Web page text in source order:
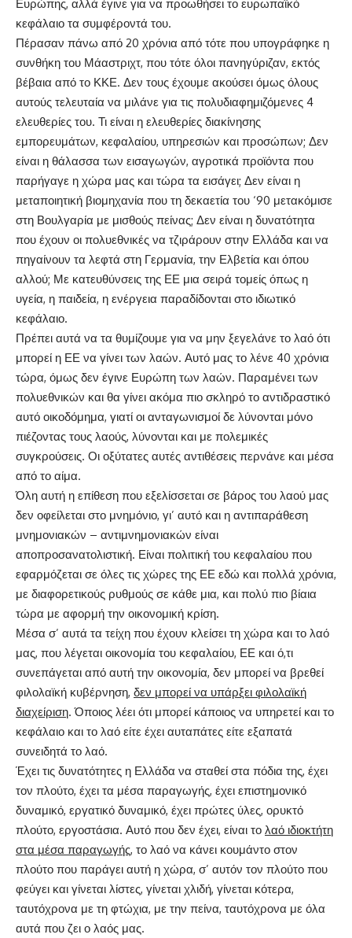
Ευρώπης, αλλά έγινε για να προωθήσει το ευρωπαϊκό
κεφάλαιο τα συμφέροντά του.
Πέρασαν πάνω από 20 χρόνια από τότε που υπογράφηκε η
συνθήκη του Μάαστριχτ, που τότε όλοι πανηγύριζαν, εκτός
βέβαια από το ΚΚΕ. Δεν τους έχουμε ακούσει όμως όλους
αυτούς τελευταία να μιλάνε για τις πολυδιαφημιζόμενες 4
ελευθερίες του. Τι είναι η ελευθερίες διακίνησης
εμπορευμάτων, κεφαλαίου, υπηρεσιών και προσώπων; Δεν
είναι η θάλασσα των εισαγωγών, αγροτικά προϊόντα που
παρήγαγε η χώρα μας και τώρα τα εισάγει; Δεν είναι η
μεταποιητική βιομηχανία που τη δεκαετία του ‘90 μετακόμισε
στη Βουλγαρία με μισθούς πείνας; Δεν είναι η δυνατότητα
που έχουν οι πολυεθνικές να τζιράρουν στην Ελλάδα και να
πηγαίνουν τα λεφτά στη Γερμανία, την Ελβετία και όπου
αλλού; Με κατευθύνσεις της ΕΕ μια σειρά τομείς όπως η
υγεία, η παιδεία, η ενέργεια παραδίδονται στο ιδιωτικό
κεφάλαιο.
Πρέπει αυτά να τα θυμίζουμε για να μην ξεγελάνε το λαό ότι
μπορεί η ΕΕ να γίνει των λαών. Αυτό μας το λένε 40 χρόνια
τώρα, όμως δεν έγινε Ευρώπη των λαών. Παραμένει των
πολυεθνικών και θα γίνει ακόμα πιο σκληρό το αντιδραστικό
αυτό οικοδόμημα, γιατί οι ανταγωνισμοί δε λύνονται μόνο
πιέζοντας τους λαούς, λύνονται και με πολεμικές
συγκρούσεις. Οι οξύτατες αυτές αντιθέσεις περνάνε και μέσα
από το αίμα.
Όλη αυτή η επίθεση που εξελίσσεται σε βάρος του λαού μας
δεν οφείλεται στο μνημόνιο, γι’ αυτό και η αντιπαράθεση
μνημονιακών – αντιμνημονιακών είναι
αποπροσανατολιστική. Είναι πολιτική του κεφαλαίου που
εφαρμόζεται σε όλες τις χώρες της ΕΕ εδώ και πολλά χρόνια,
με διαφορετικούς ρυθμούς σε κάθε μια, και πολύ πιο βίαια
τώρα με αφορμή την οικονομική κρίση.
Μέσα σ’ αυτά τα τείχη που έχουν κλείσει τη χώρα και το λαό
μας, που λέγεται οικονομία του κεφαλαίου, ΕΕ και ό,τι
συνεπάγεται από αυτή την οικονομία, δεν μπορεί να βρεθεί
φιλολαϊκή κυβέρνηση, δεν μπορεί να υπάρξει φιλολαϊκή
διαχείριση. Όποιος λέει ότι μπορεί κάποιος να υπηρετεί και το
κεφάλαιο και το λαό είτε έχει αυταπάτες είτε εξαπατά
συνειδητά το λαό.
Έχει τις δυνατότητες η Ελλάδα να σταθεί στα πόδια της, έχει
τον πλούτο, έχει τα μέσα παραγωγής, έχει επιστημονικό
δυναμικό, εργατικό δυναμικό, έχει πρώτες ύλες, ορυκτό
πλούτο, εργοστάσια. Αυτό που δεν έχει, είναι το λαό ιδιοκτήτη
στα μέσα παραγωγής, το λαό να κάνει κουμάντο στον
πλούτο που παράγει αυτή η χώρα, σ’ αυτόν τον πλούτο που
φεύγει και γίνεται λίστες, γίνεται χλιδή, γίνεται κότερα,
ταυτόχρονα με τη φτώχια, με την πείνα, ταυτόχρονα με όλα
αυτά που ζει ο λαός μας.